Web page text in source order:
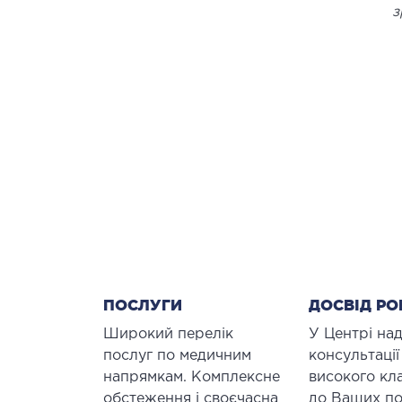
ПОСЛУГИ
Широкий перелік
послуг по медичним
напрямкам. Комплексне
обстеження і своєчасна
ДОСВІД
У Центрі
високого
до Ваших